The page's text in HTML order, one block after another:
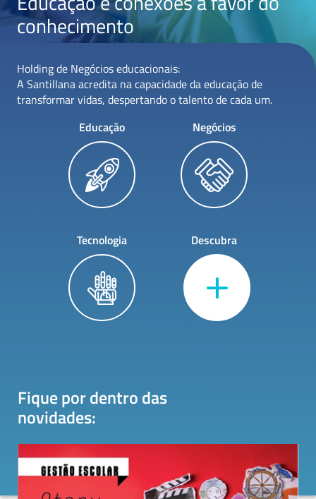
conhecimento
Holding de Negócios educacionais:
A Santillana acredita na capacidade da educação de
transformar vidas, despertando o talento de cada um.
Educação
Negócios
Tecnologia Descubra
Fique por dentro das
novidades: